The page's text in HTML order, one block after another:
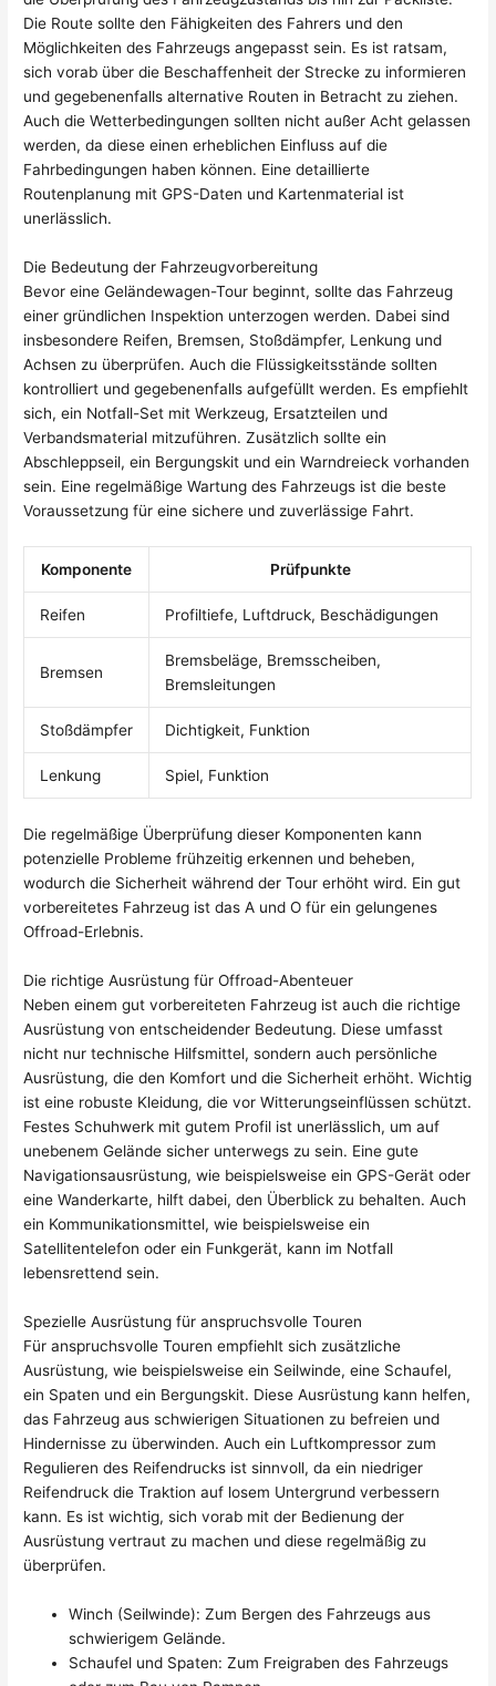
Die Route sollte den Fähigkeiten des Fahrers und den
Möglichkeiten des Fahrzeugs angepasst sein. Es ist ratsam,
sich vorab über die Beschaffenheit der Strecke zu informieren
und gegebenenfalls alternative Routen in Betracht zu ziehen.
Auch die Wetterbedingungen sollten nicht außer Acht gelassen
werden, da diese einen erheblichen Einfluss auf die
Fahrbedingungen haben können. Eine detaillierte
Routenplanung mit GPS-Daten und Kartenmaterial ist
unerlässlich.
Die Bedeutung der Fahrzeugvorbereitung
Bevor eine Geländewagen-Tour beginnt, sollte das Fahrzeug
einer gründlichen Inspektion unterzogen werden. Dabei sind
insbesondere Reifen, Bremsen, Stoßdämpfer, Lenkung und
Achsen zu überprüfen. Auch die Flüssigkeitsstände sollten
kontrolliert und gegebenenfalls aufgefüllt werden. Es empfiehlt
sich, ein Notfall-Set mit Werkzeug, Ersatzteilen und
Verbandsmaterial mitzuführen. Zusätzlich sollte ein
Abschleppseil, ein Bergungskit und ein Warndreieck vorhanden
sein. Eine regelmäßige Wartung des Fahrzeugs ist die beste
Voraussetzung für eine sichere und zuverlässige Fahrt.
Komponente Prüfpunkte
Reifen Profiltiefe, Luftdruck, Beschädigungen
Bremsen
Bremsbeläge, Bremsscheiben,
Bremsleitungen
Stoßdämpfer Dichtigkeit, Funktion
Lenkung Spiel, Funktion
Die regelmäßige Überprüfung dieser Komponenten kann
potenzielle Probleme frühzeitig erkennen und beheben,
wodurch die Sicherheit während der Tour erhöht wird. Ein gut
vorbereitetes Fahrzeug ist das A und O für ein gelungenes
Offroad-Erlebnis.
Die richtige Ausrüstung für Offroad-Abenteuer
Neben einem gut vorbereiteten Fahrzeug ist auch die richtige
Ausrüstung von entscheidender Bedeutung. Diese umfasst
nicht nur technische Hilfsmittel, sondern auch persönliche
Ausrüstung, die den Komfort und die Sicherheit erhöht. Wichtig
ist eine robuste Kleidung, die vor Witterungseinflüssen schützt.
Festes Schuhwerk mit gutem Profil ist unerlässlich, um auf
unebenem Gelände sicher unterwegs zu sein. Eine gute
Navigationsausrüstung, wie beispielsweise ein GPS-Gerät oder
eine Wanderkarte, hilft dabei, den Überblick zu behalten. Auch
ein Kommunikationsmittel, wie beispielsweise ein
Satellitentelefon oder ein Funkgerät, kann im Notfall
lebensrettend sein.
Spezielle Ausrüstung für anspruchsvolle Touren
Für anspruchsvolle Touren empfiehlt sich zusätzliche
Ausrüstung, wie beispielsweise ein Seilwinde, eine Schaufel,
ein Spaten und ein Bergungskit. Diese Ausrüstung kann helfen,
das Fahrzeug aus schwierigen Situationen zu befreien und
Hindernisse zu überwinden. Auch ein Luftkompressor zum
Regulieren des Reifendrucks ist sinnvoll, da ein niedriger
Reifendruck die Traktion auf losem Untergrund verbessern
kann. Es ist wichtig, sich vorab mit der Bedienung der
Ausrüstung vertraut zu machen und diese regelmäßig zu
überprüfen.
Winch (Seilwinde): Zum Bergen des Fahrzeugs aus
schwierigem Gelände.
Schaufel und Spaten: Zum Freigraben des Fahrzeugs